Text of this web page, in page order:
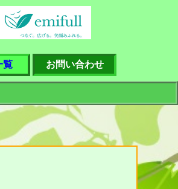
覧 お問い合わせ